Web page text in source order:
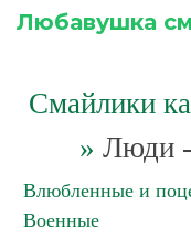
Любавушка
Смайлики
» Люди
Влюбленные и
Военные